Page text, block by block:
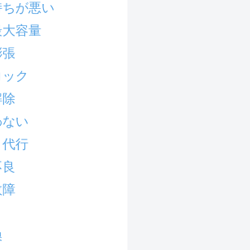
が悪い
容量
ク
い
行